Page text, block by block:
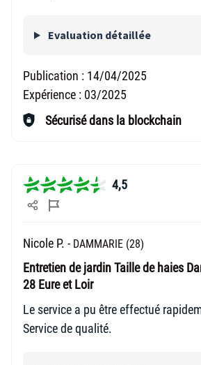
Evaluation détaillée
Publication : 14/04/2025
Expérience : 03/2025
Sécurisé dans la blockchain
4,5
Nicole P. - DAMMARIE (28)
Entretien de jardin Taille de haies
28 Eure et Loir
Le service a pu être effectué
Service de qualité.